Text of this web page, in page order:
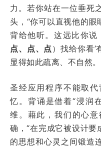
力。若你站在一位垂死
头，“你可以直视他的眼
背给他听。这远比你说
点、点、点 ）找给你看
显得如此疏离、不自然
圣经应用程序不能取
忆。背诵是借着“浸润
维。藉此，我们的心意
确，“在完成它被设计
的思想和心灵之间锻造